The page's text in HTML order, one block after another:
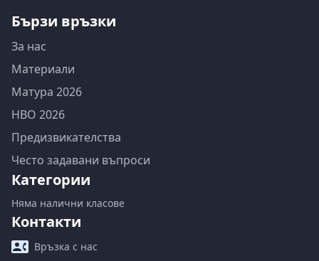
Бързи връзки
За нас
Материали
Матура 2026
НВО 2026
Предизвикателства
Често задавани въпроси
Категории
Няма налични класове
Контакти
Връзка с нас